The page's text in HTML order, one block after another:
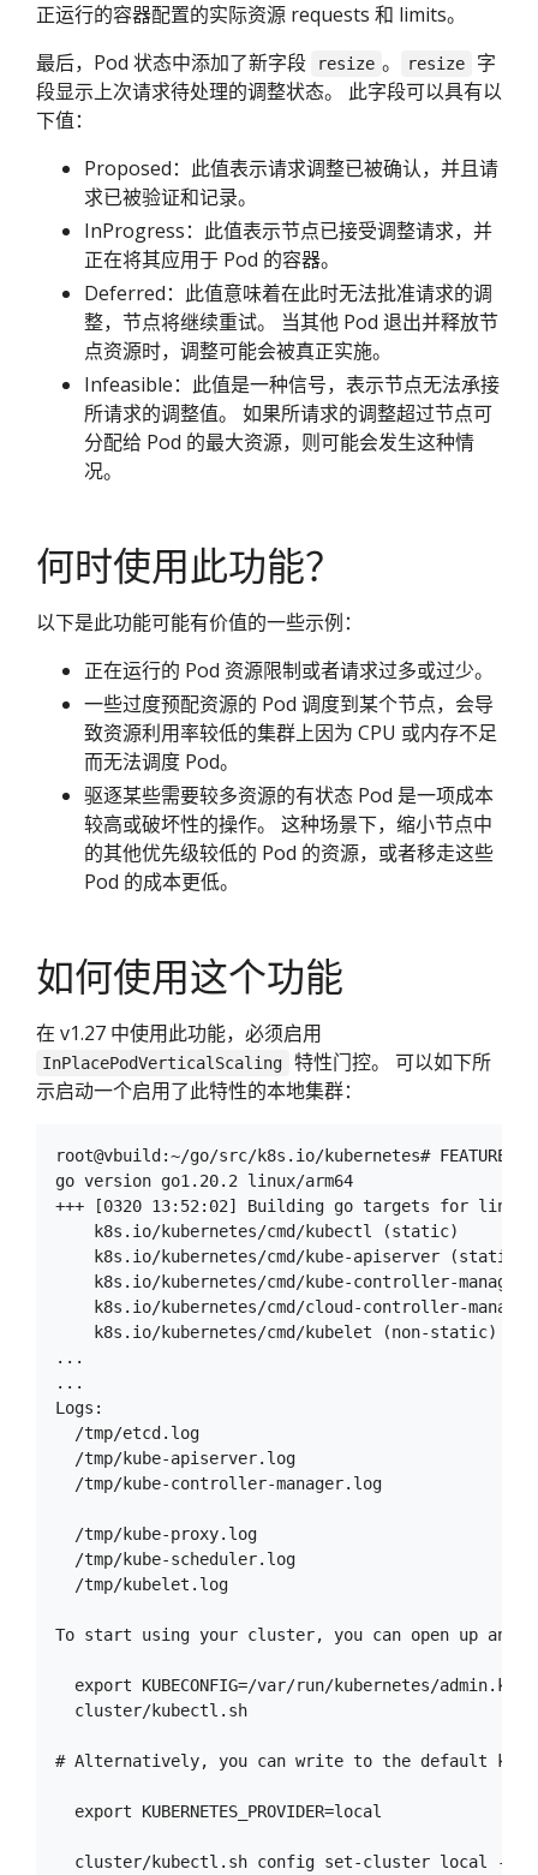
正运行的容器配置的实际资源 requests 和 limits。
最后，Pod 状态中添加了新字段
resize 。 resize
字
段显示上次请求待处理的调整状态。 此字段可以具有以
下值：
Proposed：此值表示请求调整已被确认，并且请
求已被验证和记录。
InProgress：此值表示节点已接受调整请求，并
正在将其应用于 Pod 的容器。
Deferred：此值意味着在此时无法批准请求的调
整，节点将继续重试。 当其他 Pod 退出并释放节
点资源时，调整可能会被真正实施。
Infeasible：此值是一种信号，表示节点无法承接
所请求的调整值。 如果所请求的调整超过节点可
分配给 Pod 的最大资源，则可能会发生这种情
况。
何时使用此功能？
以下是此功能可能有价值的一些示例：
正在运行的 Pod 资源限制或者请求过多或过少。
一些过度预配资源的 Pod 调度到某个节点，会导
致资源利用率较低的集群上因为 CPU 或内存不足
而无法调度 Pod。
驱逐某些需要较多资源的有状态 Pod 是一项成本
较高或破坏性的操作。 这种场景下，缩小节点中
的其他优先级较低的 Pod 的资源，或者移走这些
Pod 的成本更低。
如何使用这个功能
在 v1.27 中使用此功能，必须启用
InPlacePodVerticalScaling
特性门控。 可以如下所
示启动一个启用了此特性的本地集群：
root@vbuild:~/go/src/k8s.io/kubernetes#
go version go1.20.2 linux/arm64
+++ [0320 13:52:02] Building go targets for linux/
    k8s.io/kubernetes/cmd/kubectl (static)
    k8s.io/kubernetes/cmd/kube-apiserver (static)
k8s.io/kubernetes/cmd/kube-controller-manager
k8s.io/kubernetes/cmd/cloud-controller-
    k8s.io/kubernetes/cmd/kubelet (non-static)
...
...
Logs:
  /tmp/etcd.log
  /tmp/kube-apiserver.log
  /tmp/kube-controller-manager.log
  /tmp/kube-proxy.log
  /tmp/kube-scheduler.log
  /tmp/kubelet.log
To start using your cluster, you can open up
export KUBECONFIG=/var/run/kubernetes/
  cluster/kubectl.sh
# Alternatively, you can write to the default
  export KUBERNETES_PROVIDER=local
cluster/kubectl.sh config set-cluster local --